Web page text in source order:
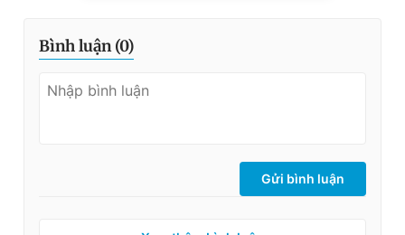
Bình luận (0)
Gửi bình luận